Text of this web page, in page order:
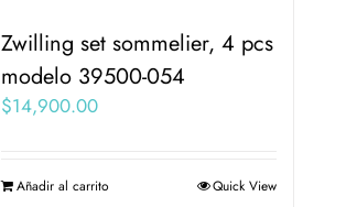
Zwilling set sommelier, 4 pcs
modelo 39500-054
$14,900.00
Añadir al carrito Quick View